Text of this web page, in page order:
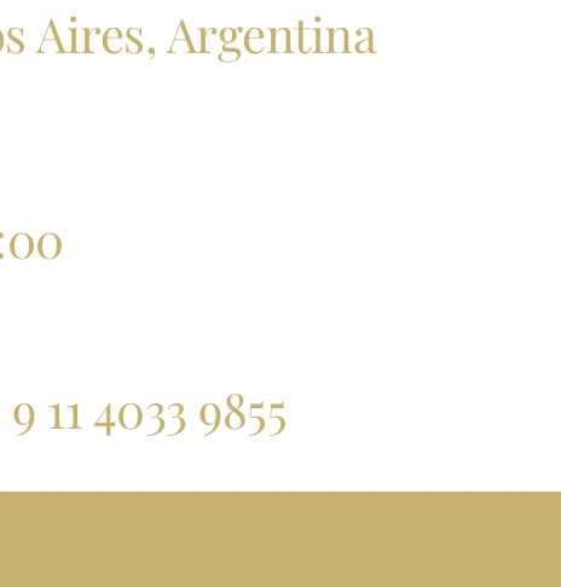
Aires, Argentina
11 4033 9855